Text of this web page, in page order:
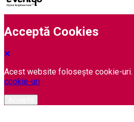
Acceptă Cookies
Acest website folosește cookie-uri.
cookie-uri